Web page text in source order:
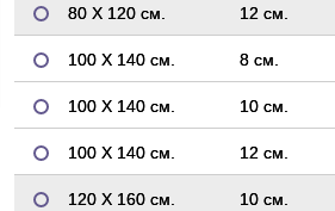
80 Х 120 см. 12 см.
100 Х 140 см. 8 см.
100 Х 140 см. 10 см.
100 Х 140 см. 12 см.
120 Х 160 см. 10 см.